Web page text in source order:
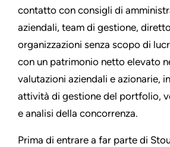
contatto con consigli di
aziendali, team di gestione,
organizzazioni senza scopo di
con un patrimonio netto elevato
valutazioni aziendali e azionarie,
attività di gestione del portfolio,
e analisi della concorrenza.
Prima di entrare a far parte di